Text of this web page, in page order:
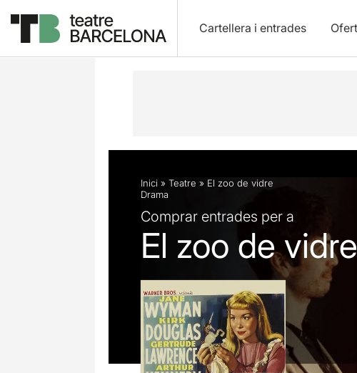
Cartellera i entrades
Descripció Fitxa artística Fotos i vídeos
Inici » Teatre » El zoo de vidre
Drama
Comprar entrades per a
El zoo de vidre